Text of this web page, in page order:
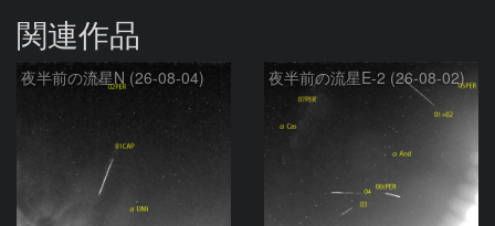
関連作品
夜半前の流星N (26-08-04) 夜半前の流星E-2 (26-08-02)